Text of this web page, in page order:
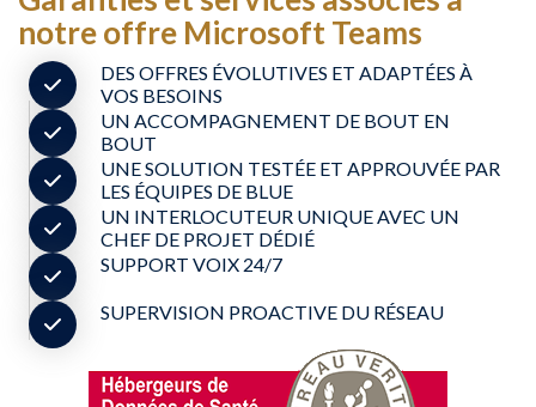
notre offre Microsoft Teams
DES OFFRES ÉVOLUTIVES ET ADAPTÉES À
VOS BESOINS
UN ACCOMPAGNEMENT DE BOUT EN
BOUT
UNE SOLUTION TESTÉE ET APPROUVÉE PAR
LES ÉQUIPES DE BLUE
UN INTERLOCUTEUR UNIQUE AVEC UN
CHEF DE PROJET DÉDIÉ
SUPPORT VOIX 24/7
SUPERVISION PROACTIVE DU RÉSEAU